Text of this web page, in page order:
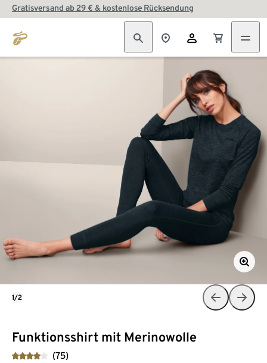
Gratisversand ab 29 € & kostenlose Rücksendung
Funktionsshirt mit Merinowolle
(75)
1/2